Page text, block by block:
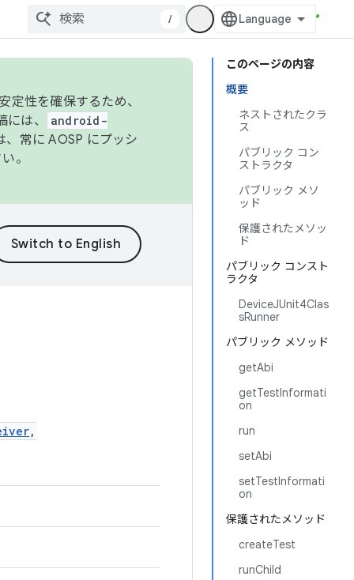
/
このページの内容
概要
ネストされたクラ
ス
パブリック コン
ストラクタ
パブリック メソ
ッド
保護されたメソッ
ド
パブリック コンスト
ラクタ
DeviceJUnit4Clas
sRunner
パブリック メソッド
getAbi
getTestInformati
on
run
setAbi
setTestInformati
on
保護されたメソッド
createTest
runChild
性を確保するため、
は、
android-
常に AOSP にプッシ
。
,